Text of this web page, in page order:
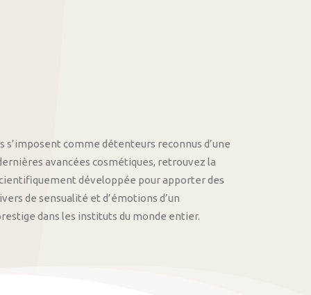
s’imposent comme détenteurs reconnus d’une
avancées cosmétiques, retrouvez la
développée pour apporter des
de sensualité et d’émotions d’un
dans les instituts du monde entier.